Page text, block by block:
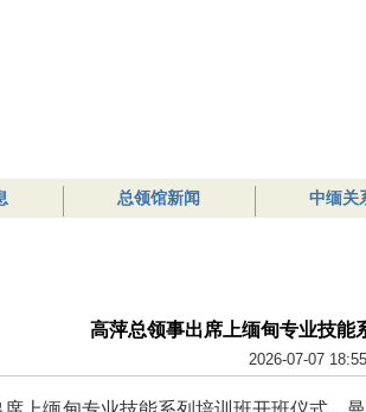
总领馆新闻 中缅关
高萍总领事出席上缅甸专业技能
2026-07-07 18:55